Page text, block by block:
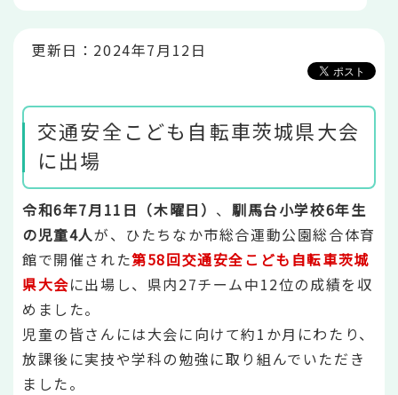
更新日：2024年7月12日
交通安全こども自転車茨城県大会
に出場
令和6年7月11日（木曜日） 、馴馬台小学校6年生
の児童4人が、ひたちなか市総合運動公園総合体育
館で開催された第58回交通安全こども自転車茨城
県大会に出場し、県内27チーム中12位の成績を収
めました。
児童の皆さんには大会に向けて約1か月にわたり、
放課後に実技や学科の勉強に取り組んでいただき
ました。